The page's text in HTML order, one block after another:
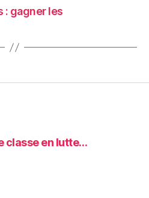
: gagner les
classe en lutte…